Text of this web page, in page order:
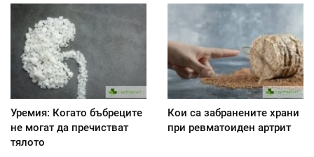
Уремия: Когато бъбреците
не могат да пречистват
тялото
Кои са забранените храни
при ревматоиден артрит